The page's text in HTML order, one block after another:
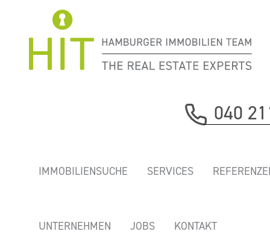
040
IMMOBILIENSUCHE SERVICES
UNTERNEHMEN JOBS KONTAKT
„QUARTIER AM
MIT TIEFGARAGE